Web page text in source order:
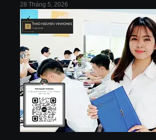
28 Tháng 5, 2026